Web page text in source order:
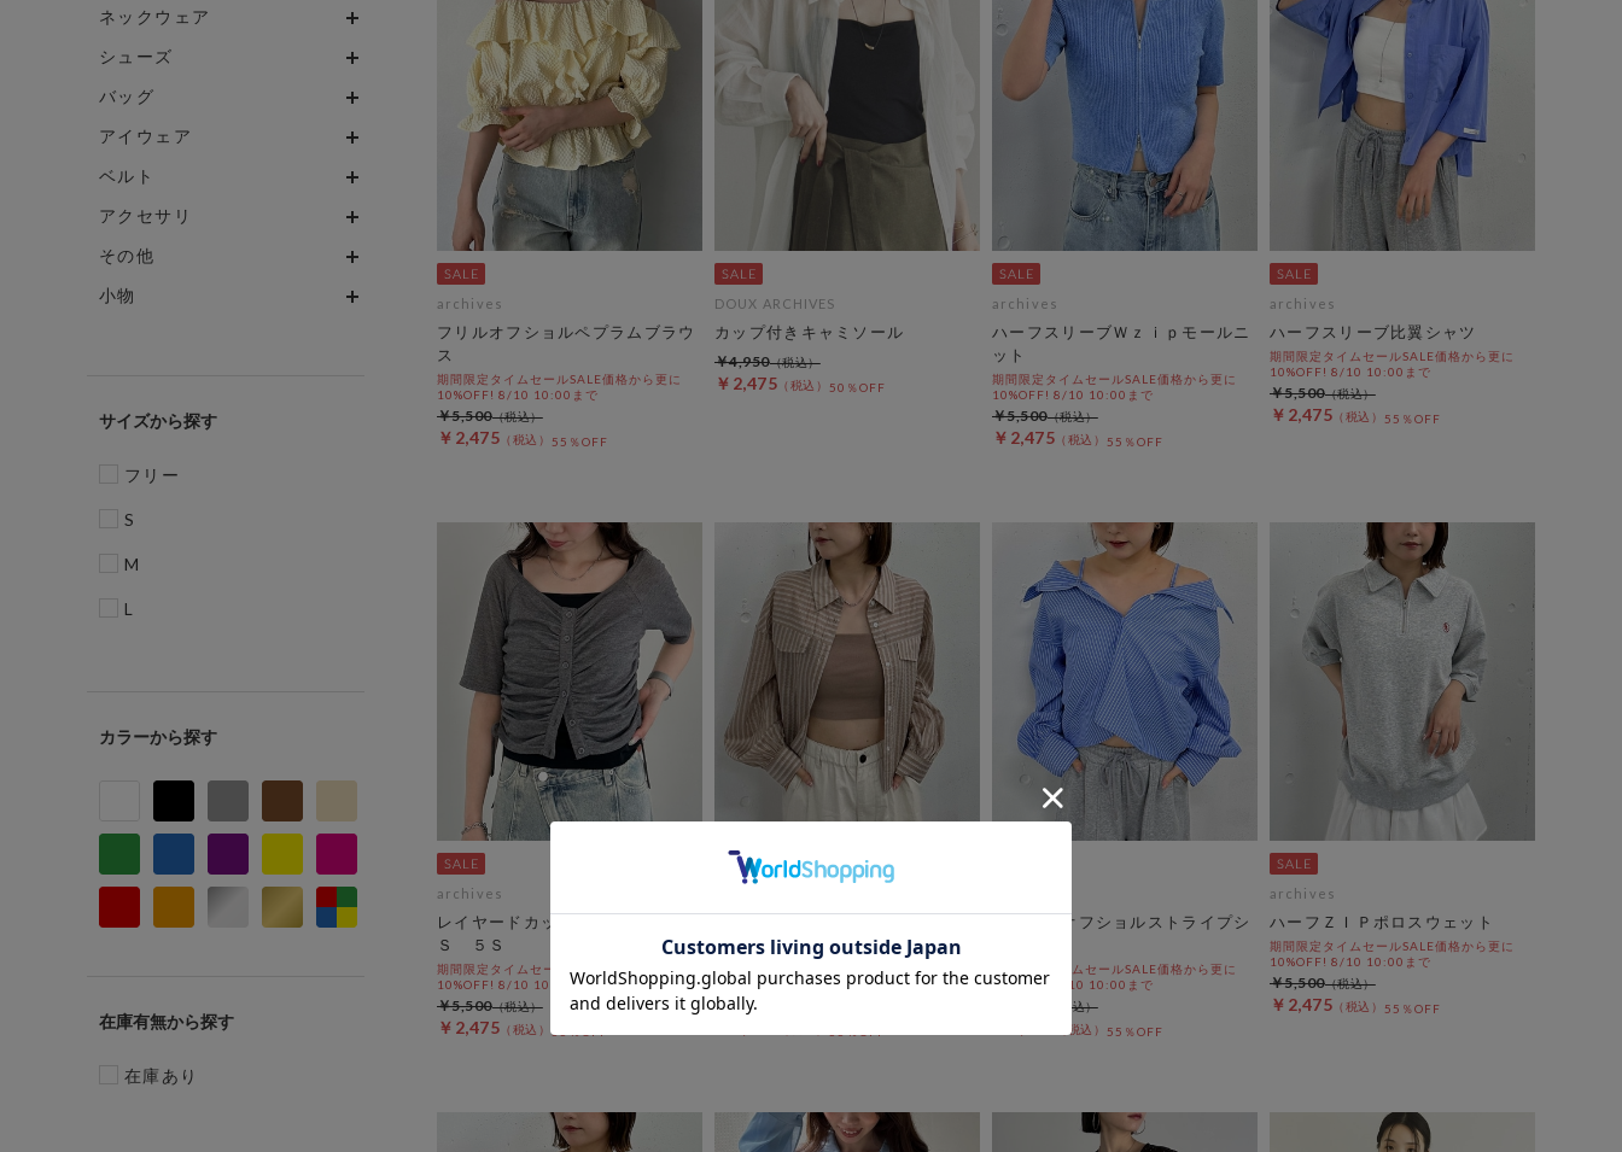
ネックウェア
シューズ
バッグ
アイウェア
ベルト
アクセサリ
その他
小物
サイズ
フリー
S
M
L
カラー
在庫有無
在庫あり
archives
フリルオフショルペプラムブラウ
ス
期間限定タイムセールSALE価格から更に
10%OFF! 8/10 10:00まで
￥2,475 55％OFF
￥5,500
DOUX ARCHIVES
カップ付きキャミソール
￥2,475 50％OFF
￥4,950
archives
ハーフスリーブＷｚｉｐモールニ
ット
期間限定タイムセールSALE価格から更に
10%OFF! 8/10 10:00まで
￥2,475 55％OFF
￥5,500
archives
ハーフスリーブ比翼シャツ
期間限定タイムセールSALE価格から更に
10%OFF! 8/10 10:00まで
￥2,475 55％OFF
￥5,500
archives
レイヤードカットＳＥＴ ＴＯＰ
Ｓ ５Ｓ
期間限定タイムセールSALE価格から更に
10%OFF! 8/10 10:00まで
￥2,475 55％OFF
￥5,500
トシャツ’
期間限定タイムセールSALE価格から更に
10%OFF! 8/10 10:00まで
￥5,500
２ｗａｙオフショルストライプシ
期間限定タイムセールSALE価格から更に
10%OFF! 8/10 10:00まで
55％OFF
archives
ハーフＺＩＰポロスウェット
期間限定タイムセールSALE価格から更に
10%OFF! 8/10 10:00まで
￥2,475 55％OFF
￥5,500